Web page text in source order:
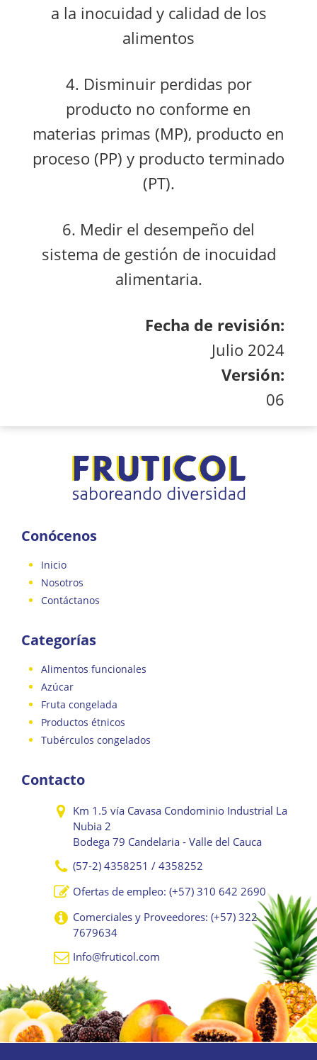
a la inocuidad y calidad de los
alimentos
4. Disminuir perdidas por
producto no conforme en
materias primas (MP), producto en
proceso (PP) y producto terminado
(PT).
6. Medir el desempeño del
sistema de gestión de inocuidad
alimentaria.
Fecha de revisión:
Julio 2024
Versión:
06
Conócenos
Inicio
Nosotros
Contáctanos
Categorías
Alimentos funcionales
Azúcar
Fruta congelada
Productos étnicos
Tubérculos congelados
Contacto
Km 1.5 vía Cavasa Condominio Industrial La
Nubia 2
Bodega 79 Candelaria - Valle del Cauca
(57-2) 4358251 / 4358252
Ofertas de empleo: (+57) 310 642 2690
Comerciales y Proveedores: (+57) 322
7679634
Info@fruticol.com